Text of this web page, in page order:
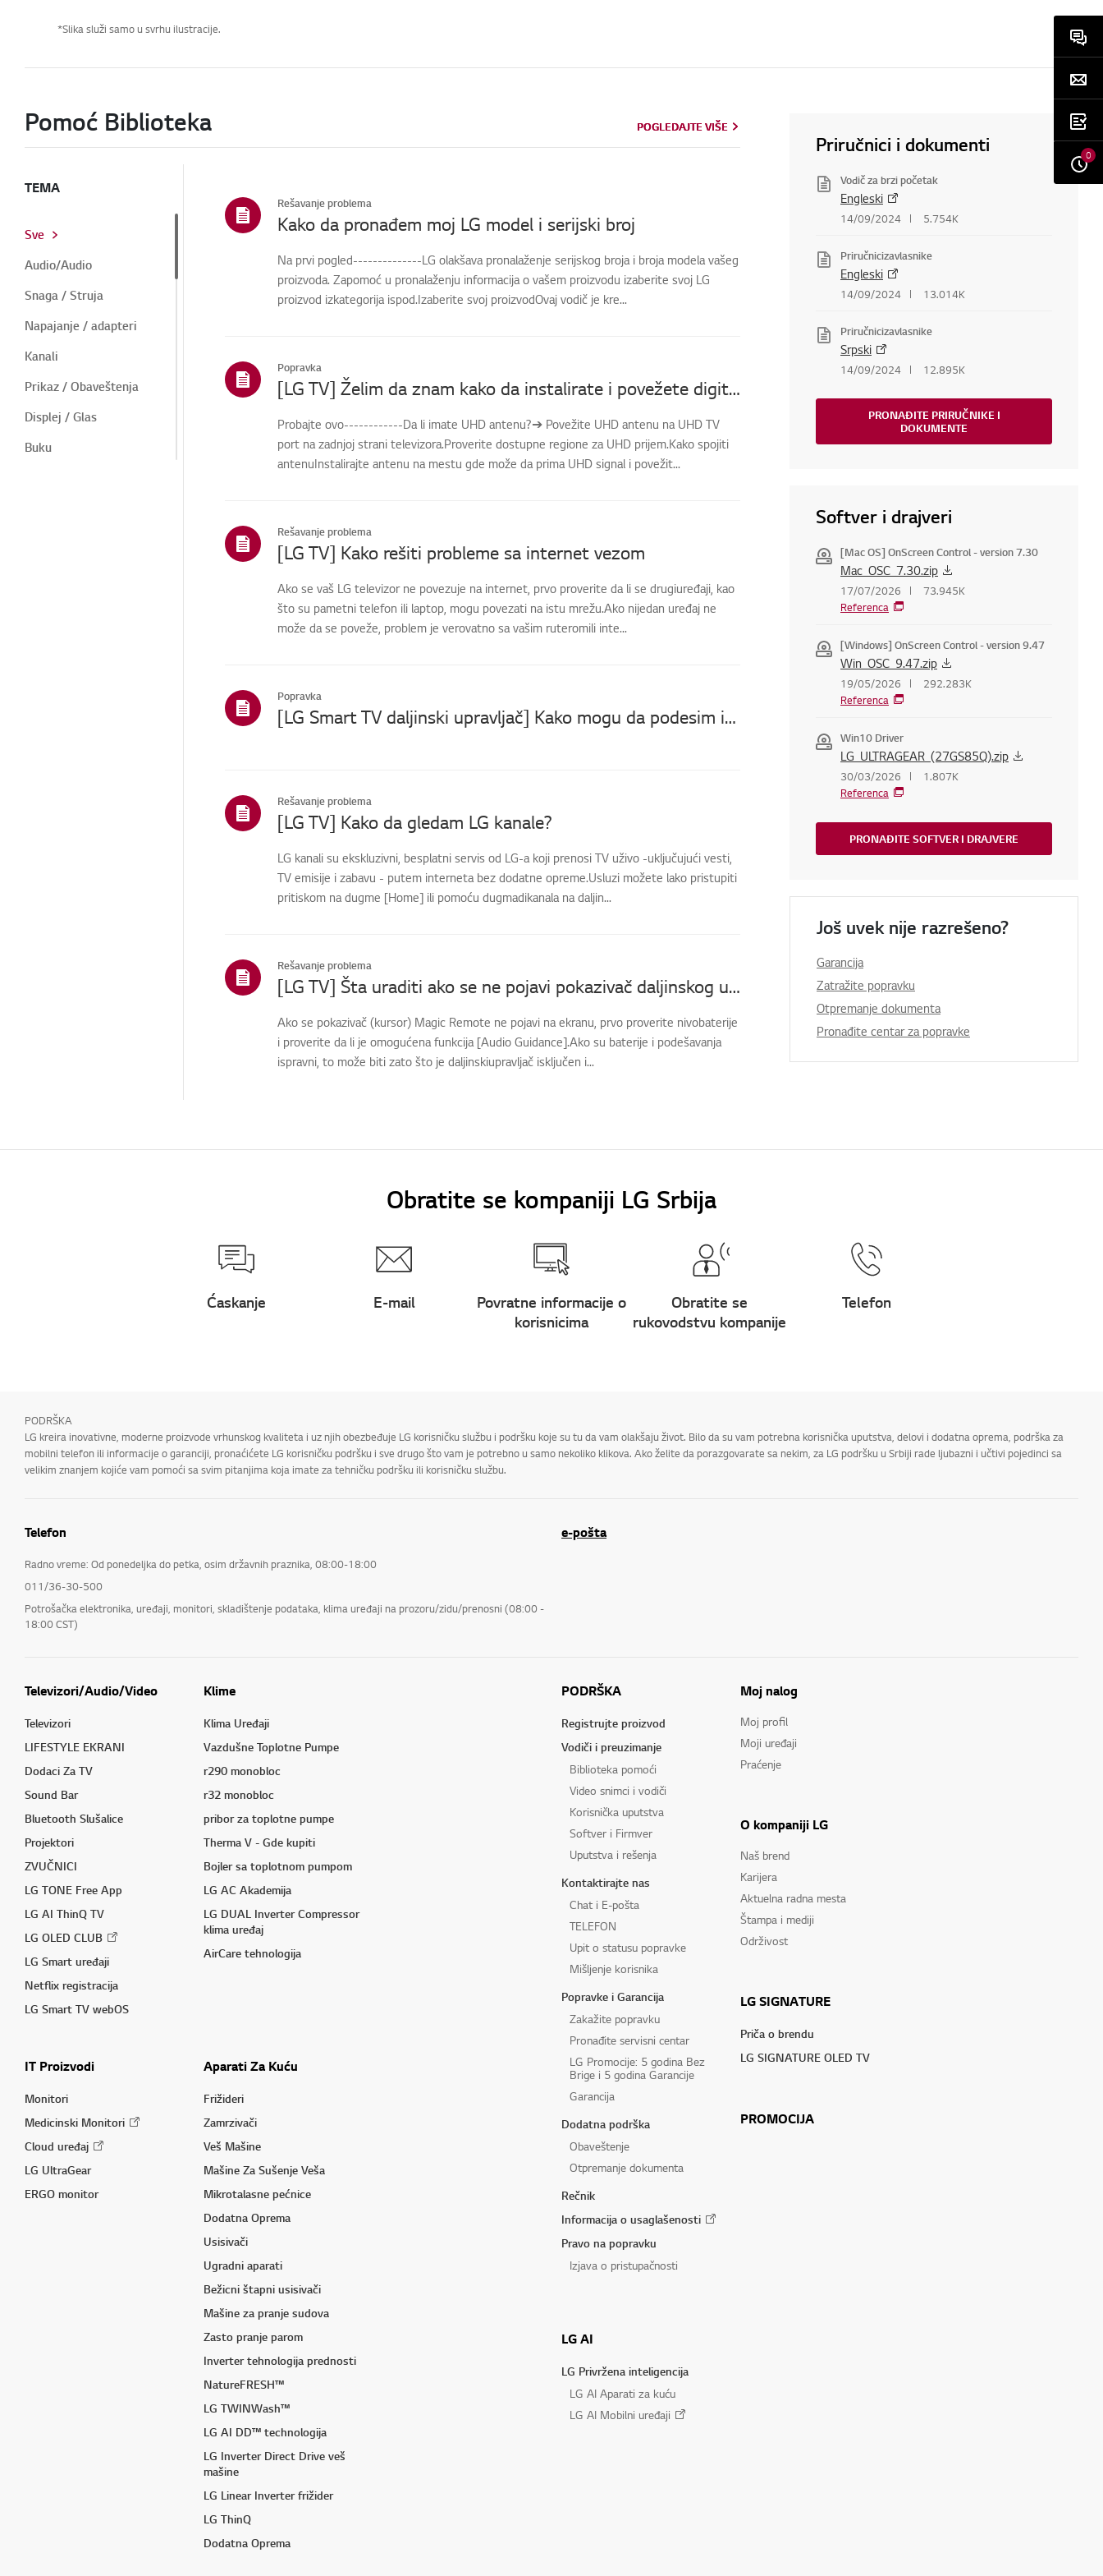
*Slika služi samo u svrhu ilustracije.
Pomoć Biblioteka POGLEDAJTE VIŠE
TEMA
Sve
Audio/Audio
Snaga / Struja
Napajanje / adapteri
Kanali
Prikaz / Obaveštenja
Displej / Glas
Buku
Rešavanje problema
Kako da pronađem moj LG model i serijski broj
Na prvi pogled--------------LG olakšava pronalaženje serijskog broja i broja modela vašeg
proizvoda. Zapomoć u pronalaženju informacija o vašem proizvodu izaberite svoj LG
proizvod izkategorija ispod.Izaberite svoj proizvodOvaj vodič je kre...
Popravka
[LG TV] Želim da znam kako da instalirate i povežete digitalnu antenu (UHD) i gledaju TV
Probajte ovo------------Da li imate UHD antenu?➔ Povežite UHD antenu na UHD TV
port na zadnjoj strani televizora.Proverite dostupne regione za UHD prijem.Kako spojiti
antenuInstalirajte antenu na mestu gde može da prima UHD signal i povežit...
Rešavanje problema
[LG TV] Kako rešiti probleme sa internet vezom
Ako se vaš LG televizor ne povezuje na internet, prvo proverite da li se drugiuređaji, kao
što su pametni telefon ili laptop, mogu povezati na istu mrežu.Ako nijedan uređaj ne
može da se poveže, problem je verovatno sa vašim ruteromili inte...
Popravka
[LG Smart TV daljinski upravljač] Kako mogu da podesim integrisani daljinski upravljač na pametnom TV-u?
Rešavanje problema
[LG TV] Kako da gledam LG kanale?
LG kanali su ekskluzivni, besplatni servis od LG-a koji prenosi TV uživo -uključujući vesti,
TV emisije i zabavu - putem interneta bez dodatne opreme.Usluzi možete lako pristupiti
pritiskom na dugme [Home] ili pomoću dugmadikanala na daljin...
Rešavanje problema
[LG TV] Šta uraditi ako se ne pojavi pokazivač daljinskog upravljača Magic
Ako se pokazivač (kursor) Magic Remote ne pojavi na ekranu, prvo proverite nivobaterije
i proverite da li je omogućena funkcija [Audio Guidance].Ako su baterije i podešavanja
ispravni, to može biti zato što je daljinskiupravljač isključen i...
POGLEDAJTE VIŠE
Priručnici i dokumenti
Vodič za brzi početak
Engleski
14/09/2024 5.754K
Priručnicizavlasnike
Engleski
14/09/2024 13.014K
Priručnicizavlasnike
Srpski
14/09/2024 12.895K
PRONAĐITE PRIRUČNIKE I
DOKUMENTE
Softver i drajveri
[Mac OS] OnScreen Control - version 7.30
Mac_OSC_7.30.zip
17/07/2026
73.945K
Referenca
[Windows] OnScreen Control - version 9.47
Win_OSC_9.47.zip
19/05/2026
292.283K
Referenca
Win10 Driver
LG_ULTRAGEAR_(27GS85Q).zip
30/03/2026
1.807K
Referenca
PRONAĐITE SOFTVER I DRAJVERE
Još uvek nije razrešeno?
Garancija
Zatražite popravku
Otpremanje dokumenta
Pronađite centar za popravke
Obratite se kompaniji LG Srbija
Ćaskanje E-mail
Povratne informacije o
korisnicima
Obratite se
rukovodstvu kompanije
Telefon
0
PODRŠKA
LG kreira inovativne, moderne proizvode vrhunskog kvaliteta i uz njih obezbeđuje LG korisničku službu i podršku koje su tu da vam olakšaju život. Bilo da su vam potrebna korisnička uputstva, delovi i dodatna oprema, podrška za
mobilni telefon ili informacije o garanciji, pronaćićete LG korisničku podršku i sve drugo što vam je potrebno u samo nekoliko klikova. Ako želite da porazgovarate sa nekim, za LG podršku u Srbiji rade ljubazni i učtivi pojedinci sa
velikim znanjem kojiće vam pomoći sa svim pitanjima koja imate za tehničku podršku ili korisničku službu.
Telefon
Radno vreme: Od ponedeljka do petka, osim državnih praznika, 08:00-18:00
011/36-30-500
Potrošačka elektronika, uređaji, monitori, skladištenje podataka, klima uređaji na prozoru/zidu/prenosni (08:00 -
18:00 CST)
e-pošta
Televizori/Audio/Video
Televizori
LIFESTYLE EKRANI
Dodaci Za TV
Sound Bar
Bluetooth Slušalice
Projektori
ZVUČNICI
LG TONE Free App
LG AI ThinQ TV
LG OLED CLUB
LG Smart uređaji
Netflix registracija
LG Smart TV webOS
Klime
Klima Uređaji
Vazdušne Toplotne Pumpe
r290 monobloc
r32 monobloc
pribor za toplotne pumpe
Therma V - Gde kupiti
Bojler sa toplotnom pumpom
LG AC Akademija
LG DUAL Inverter Compressor
klima uređaj
AirCare tehnologija
IT Proizvodi
Monitori
Medicinski Monitori
Cloud uređaj
LG UltraGear
ERGO monitor
Aparati Za Kuću
Frižideri
Zamrzivači
Veš Mašine
Mašine Za Sušenje Veša
Mikrotalasne pećnice
Dodatna Oprema
Usisivači
Ugradni aparati
Bežicni štapni usisivači
Mašine za pranje sudova
Zasto pranje parom
Inverter tehnologija prednosti
NatureFRESH™
LG TWINWash™
LG AI DD™ technologija
LG Inverter Direct Drive veš
mašine
LG Linear Inverter frižider
LG ThinQ
Dodatna Oprema
PODRŠKA
Registrujte proizvod
Vodiči i preuzimanje
Biblioteka pomoći
Video snimci i vodiči
Korisnička uputstva
Softver i Firmver
Uputstva i rešenja
Kontaktirajte nas
Chat i E-pošta
TELEFON
Upit o statusu popravke
Mišljenje korisnika
Popravke i Garancija
Zakažite popravku
Pronađite servisni centar
LG Promocije: 5 godina Bez
Brige i 5 godina Garancije
Garancija
Dodatna podrška
Obaveštenje
Otpremanje dokumenta
Rečnik
Informacija o usaglašenosti
Pravo na popravku
Izjava o pristupačnosti
LG AI
LG Privržena inteligencija
LG AI Aparati za kuću
LG AI Mobilni uređaji
Moj nalog
Moj profil
Moji uređaji
Praćenje
O kompaniji LG
Naš brend
Karijera
Aktuelna radna mesta
Štampa i mediji
Održivost
LG SIGNATURE
Priča o brendu
LG SIGNATURE OLED TV
PROMOCIJA